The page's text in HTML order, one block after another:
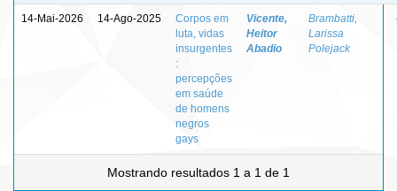
14-Mai-2026 14-Ago-2025
Corpos em
luta, vidas
insurgentes
:
percepções
em saúde
de homens
negros
gays
Vicente,
Heitor
Abadio
Brambatti,
Larissa
Polejack
Mostrando resultados 1 a 1 de 1